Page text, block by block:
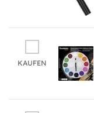
KAUFEN